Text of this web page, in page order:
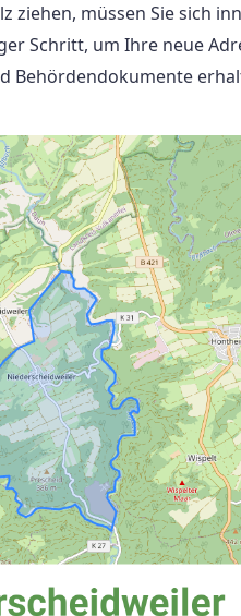
ziehen, müssen Sie sich
Schritt, um Ihre neue
Behördendokumente